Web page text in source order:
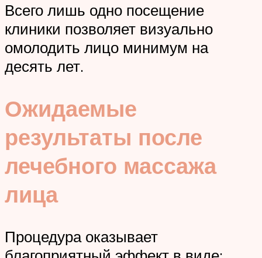
Всего лишь одно посещение
клиники позволяет визуально
омолодить лицо минимум на
десять лет.
Ожидаемые
результаты после
лечебного массажа
лица
Процедура оказывает